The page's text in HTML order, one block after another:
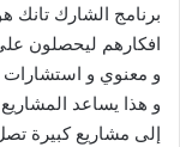
برنامج الشارك تانك
افكارهم ليحصلون
و معنوي و استشارات
و هذا يساعد
إلى مشاريع كبيرة